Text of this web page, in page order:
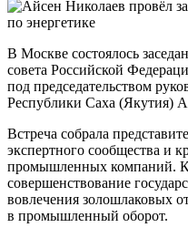
В Москве состоялось
совета Российской
под председательством
Республики Саха (Якутия)
Встреча собрала
экспертного сообщества и
промышленных компаний.
совершенствование
вовлечения золошлаковых
в промышленный оборот.